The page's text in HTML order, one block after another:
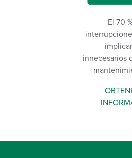
El 70
innecesarios